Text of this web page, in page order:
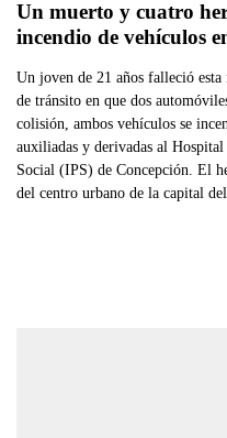
Un muerto y cuatro
incendio de vehículos
Un joven de 21 años falleció
de tránsito en que dos
colisión, ambos vehículos se
auxiliadas y derivadas al
Social (IPS) de Concepción. El
del centro urbano de la capital